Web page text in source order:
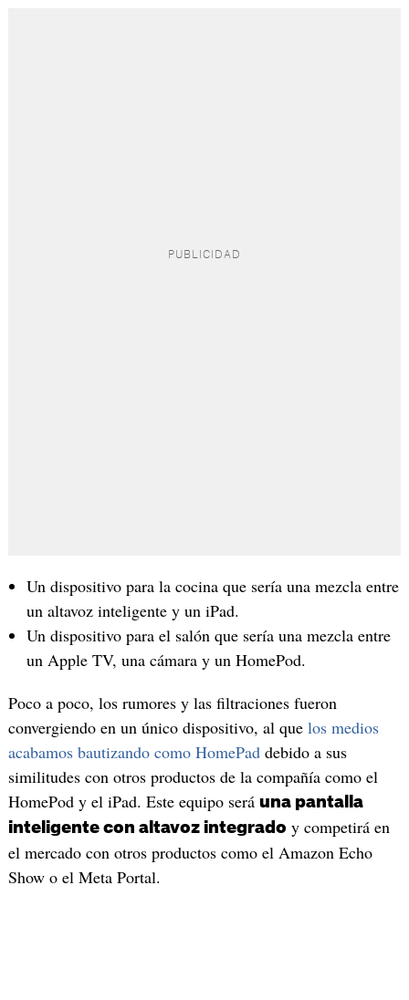
Un dispositivo para la cocina que sería una mezcla entre
un altavoz inteligente y un iPad.
Un dispositivo para el salón que sería una mezcla entre
un Apple TV, una cámara y un HomePod.
Poco a poco, los rumores y las filtraciones fueron
convergiendo en un único dispositivo, al que los medios
acabamos bautizando como HomePaddebido a sus
similitudes con otros productos de la compañía como el
HomePod y el iPad. Este equipo será una pantalla
inteligente con altavoz integrado y competirá en
el mercado con otros productos como el Amazon Echo
Show o el Meta Portal.